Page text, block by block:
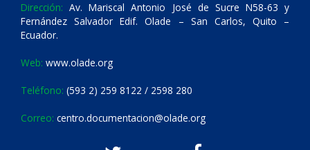
Dirección: Av. Mariscal Antonio José de Sucre N58-63 y
Fernández Salvador Edif. Olade – San Carlos, Quito –
Ecuador.
Web: www.olade.org
Teléfono: (593 2) 259 8122 / 2598 280
Correo: centro.documentacion@olade.org